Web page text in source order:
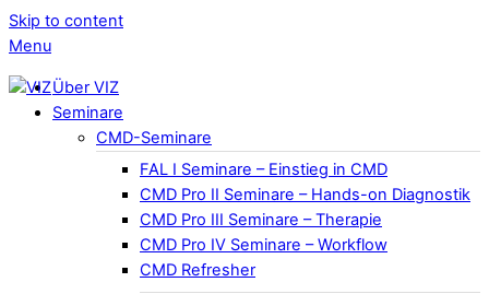
Skip to content
Menu
Über VIZ
Seminare
CMD-Seminare
FAL I Seminare – Einstieg in CMD
CMD Pro II Seminare – Hands-on Diagnostik
CMD Pro III Seminare – Therapie
CMD Pro IV Seminare – Workflow
CMD Refresher